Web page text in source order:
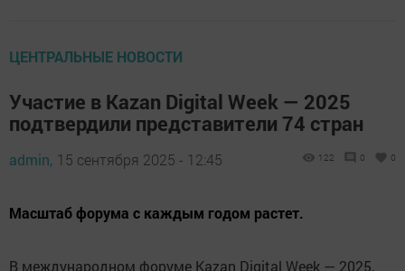
ЦЕНТРАЛЬНЫЕ НОВОСТИ
Участие в Kazan Digital Week — 2025
подтвердили представители 74 стран
admin, 15 сентября 2025 - 12:45 122 0 0
Масштаб форума с каждым годом растет.
В международном форуме Kazan Digital Week — 2025,